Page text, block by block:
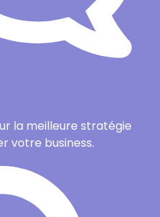
la meilleure stratégie
votre business.